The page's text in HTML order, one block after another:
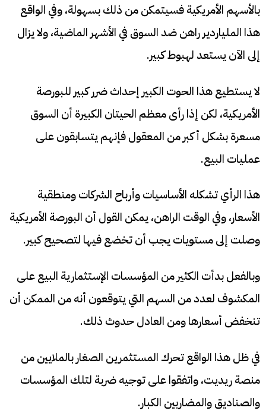
بالأسهم الأمريكية فسيتمكن من ذلك بسهولة، وفي الواقع
هذا الملياردير راهن ضد السوق في الأشهر الماضية، ولا يزال
إلى الآن يستعد لهبوط كبير.
لا يستطيع هذا الحوت الكبير إحداث ضرر كبير للبورصة
الأمريكية، لكن إذا رأى معظم الحيتان الكبيرة أن السوق
مسعرة بشكل أكبر من المعقول فإنهم يتسابقون على
عمليات البيع.
هذا الرأي تشكله الأساسيات وأرباح الشركات ومنطقية
الأسعار، وفي الوقت الراهن، يمكن القول أن البورصة الأمريكية
وصلت إلى مستويات يجب أن تخضع فيها لتصحيح كبير.
وبالفعل بدأت الكثير من المؤسسات الإستثمارية البيع على
المكشوف لعدد من السهم التي يتوقعون أنه من الممكن أن
تنخفض أسعارها ومن العادل حدوث ذلك.
في ظل هذا الواقع تحرك المستثمرين الصغار بالملايين من
منصة ريديت، واتفقوا على توجيه ضربة لتلك المؤسسات
والصناديق والمضاربين الكبار.